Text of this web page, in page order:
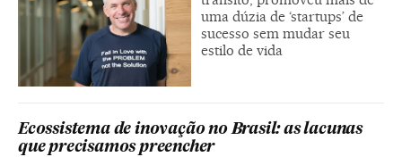
uma dúzia de ‘startups’ de
sucesso sem mudar seu
estilo de vida
Ecossistema de inovação no Brasil: as lacunas
que precisamos preencher